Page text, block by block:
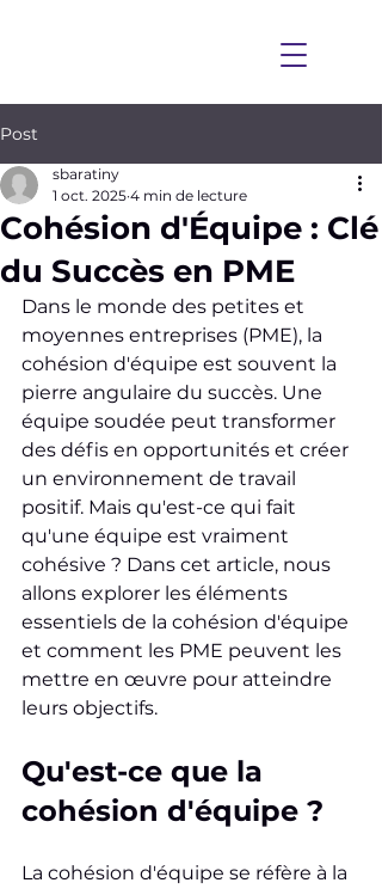
Post
Cohésion d'Équipe : Clé
du Succès en PME
sbaratiny
1 oct. 2025 4 min de lecture
Dans le monde des petites et
moyennes entreprises (PME), la
cohésion d'équipe est souvent la
pierre angulaire du succès. Une
équipe soudée peut transformer
des défis en opportunités et créer
un environnement de travail
positif. Mais qu'est-ce qui fait
qu'une équipe est vraiment
cohésive ? Dans cet article, nous
allons explorer les éléments
essentiels de la cohésion d'équipe
et comment les PME peuvent les
mettre en œuvre pour atteindre
leurs objectifs.
Qu'est-ce que la
cohésion d'équipe ?
La cohésion d'équipe se réfère à la